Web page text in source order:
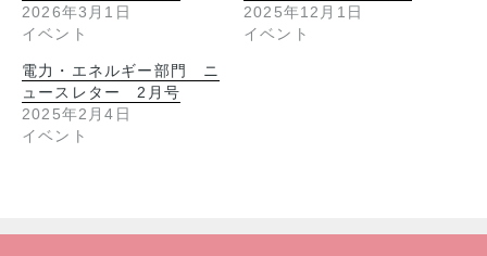
2026年3月1日
イベント
2025年12月1日
イベント
電力・エネルギー部門 ニ
ュースレター 2月号
2025年2月4日
イベント